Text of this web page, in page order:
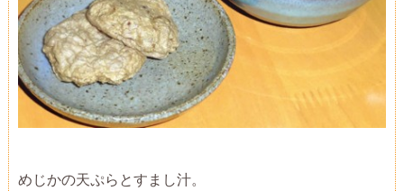
めじかの天ぷらとすまし汁。